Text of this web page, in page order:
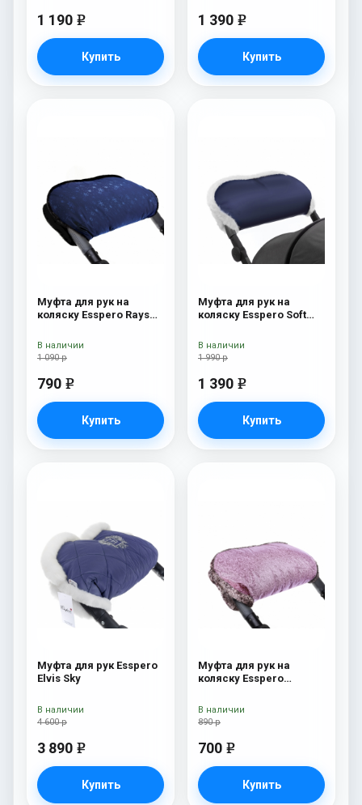
1 190 e
Купить
1 390 e
Купить
Муфта для рук на
коляску Esspero Rays
1 090 р
790 e
Купить
В наличии
Муфта для рук на
коляску Esspero Soft
1 990 р
1 390 e
Купить
В наличии
Муфта для рук Esspero
Elvis Sky
4 600 р
3 890 e
Купить
В наличии
Муфта для рук на
коляску Esspero
890 р
700 e
Купить
В наличии